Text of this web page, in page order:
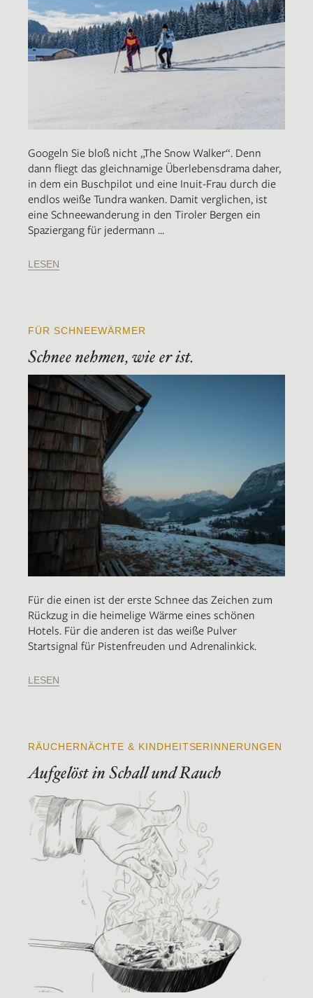
Googeln Sie bloß nicht „The Snow Walker“. Denn
dann fliegt das gleichnamige Überlebensdrama daher,
in dem ein Buschpilot und eine Inuit-Frau durch die
endlos weiße Tundra wanken. Damit verglichen, ist
eine Schneewanderung in den Tiroler Bergen ein
Spaziergang für jedermann ...
LESEN
FÜR SCHNEEWÄRMER
Schnee nehmen, wie er ist.
Für die einen ist der erste Schnee das Zeichen zum
Rückzug in die heimelige Wärme eines schönen
Hotels. Für die anderen ist das weiße Pulver
Startsignal für Pistenfreuden und Adrenalinkick.
LESEN
RÄUCHERNÄCHTE & KINDHEITSERINNERUNGEN
Aufgelöst in Schall und Rauch